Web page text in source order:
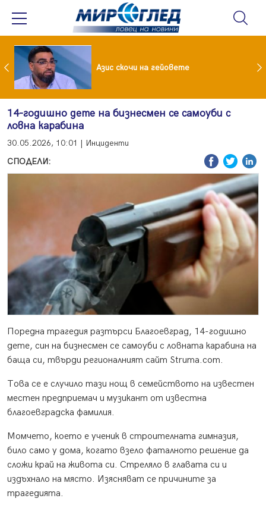
във фейсбук и инстаграм за непълнолетни Азис скочи на гейовете
14-годишно дете на бизнесмен се самоуби с
ловна карабина
30.05.2026, 10:01 | Инциденти
СПОДЕЛИ:
Поредна трагедия разтърси Благоевград, 14-годишно
дете, син на бизнесмен се самоуби с ловната карабина на
баща си, твърди регионалният сайт Struma.com.
Това се е случило тази нощ в семейството на известен
местен предприемач и музикант от известна
благоевградска фамилия.
Момчето, което е ученик в строителната гимназия,
било само у дома, когато взело фаталното решение да
сложи край на живота си. Стреляло в главата си и
издъхнало на място. Изясняват се причините за
трагедията.